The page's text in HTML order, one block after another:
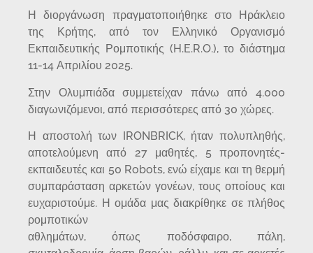
Η διοργάνωση πραγματοποιήθηκε στο Ηράκλειο
της Κρήτης, από τον Ελληνικό Οργανισμό
Εκπαιδευτικής Ρομποτικής (H.E.R.O.), το διάστημα
11-14 Απριλίου 2025.
Στην Ολυμπιάδα συμμετείχαν πάνω από 4.000
διαγωνιζόμενοι, από περισσότερες από 30 χώρες.
Η αποστολή των IRONBRICK, ήταν πολυπληθής,
αποτελούμενη από 27 μαθητές, 5 προπονητές-
εκπαιδευτές και 50 Robots, ενώ είχαμε και τη θερμή
συμπαράσταση αρκετών γονέων, τους οποίους και
ευχαριστούμε. Η ομάδα μας διακρίθηκε σε πλήθος
ρομποτικών
αθλημάτων, όπως ποδόσφαιρο, πάλη,